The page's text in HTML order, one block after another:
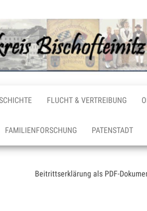
FLUCHT & VERTREIBUNG
FAMILIENFORSCHUNG PATENSTADT
Beitrittserklärung als PDF-